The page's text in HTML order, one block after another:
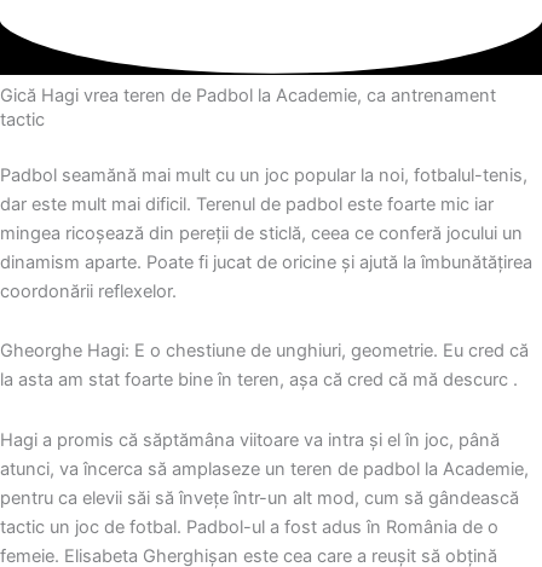
Gică Hagi vrea teren de Padbol la Academie, ca antrenament
tactic
Padbol seamănă mai mult cu un joc popular la noi, fotbalul-tenis,
dar este mult mai dificil. Terenul de padbol este foarte mic iar
mingea ricoşează din pereţii de sticlă, ceea ce conferă jocului un
dinamism aparte. Poate fi jucat de oricine şi ajută la îmbunătăţirea
coordonării reflexelor.
Gheorghe Hagi: E o chestiune de unghiuri, geometrie. Eu cred că
la asta am stat foarte bine în teren, aşa că cred că mă descurc .
Hagi a promis că săptămâna viitoare va intra şi el în joc, până
atunci, va încerca să amplaseze un teren de padbol la Academie,
pentru ca elevii săi să înveţe într-un alt mod, cum să gândească
tactic un joc de fotbal. Padbol-ul a fost adus în România de o
femeie. Elisabeta Gherghişan este cea care a reuşit să obţină